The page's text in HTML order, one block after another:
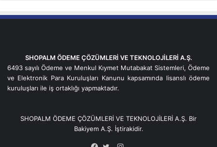
SHOPALM ÖDEME ÇÖZÜMLERİ VE TEKNOLOJİLERİ A.Ş.
6493 sayılı Ödeme ve Menkul Kıymet Mutabakat Sistemleri, Ödeme
ve Elektronik Para Kuruluşları Kanunu kapsamında lisanslı ödeme
kuruluşları ile iş ortaklığı yapmaktadır.
SHOPALM ÖDEME ÇÖZÜMLERİ VE TEKNOLOJİLERİ A.Ş. Bir
BakiyemA.Ş. İştirakidir.